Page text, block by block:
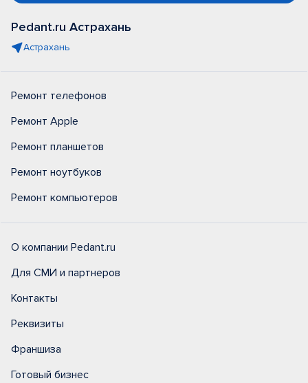
Pedant.ru Астрахань
Астрахань
Ремонт телефонов
Ремонт Apple
Ремонт планшетов
Ремонт ноутбуков
Ремонт компьютеров
О компании Pedant.ru
Для СМИ и партнеров
Контакты
Реквизиты
Франшиза
Готовый бизнес